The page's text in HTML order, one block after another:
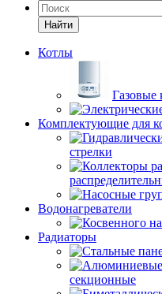
Найти
Котлы
Газовые
Комплектующие для
стрелки
Водонагреватели
Радиаторы
секционные